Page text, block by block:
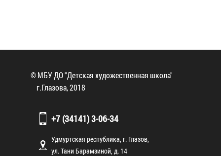
© МБУ ДО "Детская художественная школа"
г.Глазова, 2018
+7 (34141) 3-06-34
Удмуртская республика, г. Глазов,
ул. Тани Барамзиной, д. 14